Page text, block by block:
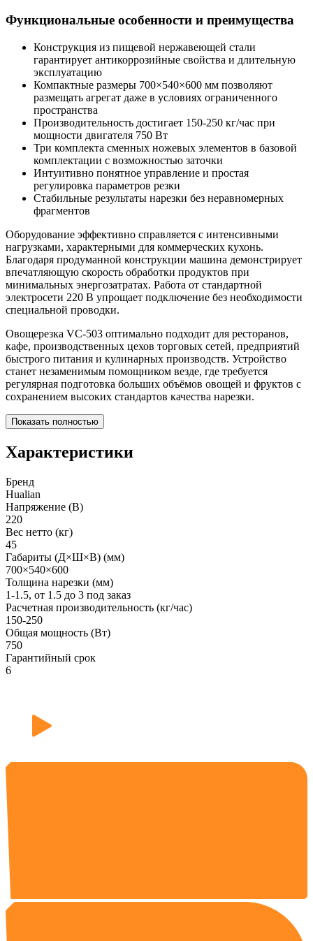
Функциональные особенности и преимущества
Конструкция из пищевой нержавеющей стали
гарантирует антикоррозийные свойства и длительную
эксплуатацию
Компактные размеры 700×540×600 мм позволяют
размещать агрегат даже в условиях ограниченного
пространства
Производительность достигает 150-250 кг/час при
мощности двигателя 750 Вт
Три комплекта сменных ножевых элементов в базовой
комплектации с возможностью заточки
Интуитивно понятное управление и простая
регулировка параметров резки
Стабильные результаты нарезки без неравномерных
фрагментов
Оборудование эффективно справляется с интенсивными
нагрузками, характерными для коммерческих кухонь.
Благодаря продуманной конструкции машина демонстрирует
впечатляющую скорость обработки продуктов при
минимальных энергозатратах. Работа от стандартной
электросети 220 В упрощает подключение без необходимости
специальной проводки.
Овощерезка VC-503 оптимально подходит для ресторанов,
кафе, производственных цехов торговых сетей, предприятий
быстрого питания и кулинарных производств. Устройство
станет незаменимым помощником везде, где требуется
регулярная подготовка больших объёмов овощей и фруктов с
сохранением высоких стандартов качества нарезки.
Показать полностью
Характеристики
Бренд
Hualian
Напряжение (В)
220
Вес нетто (кг)
45
Габариты (Д×Ш×В) (мм)
700×540×600
Толщина нарезки (мм)
1-1.5, от 1.5 до 3 под заказ
Расчетная производительность (кг/час)
150-250
Общая мощность (Вт)
750
Гарантийный срок
6